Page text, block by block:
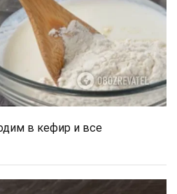
в кефир и все